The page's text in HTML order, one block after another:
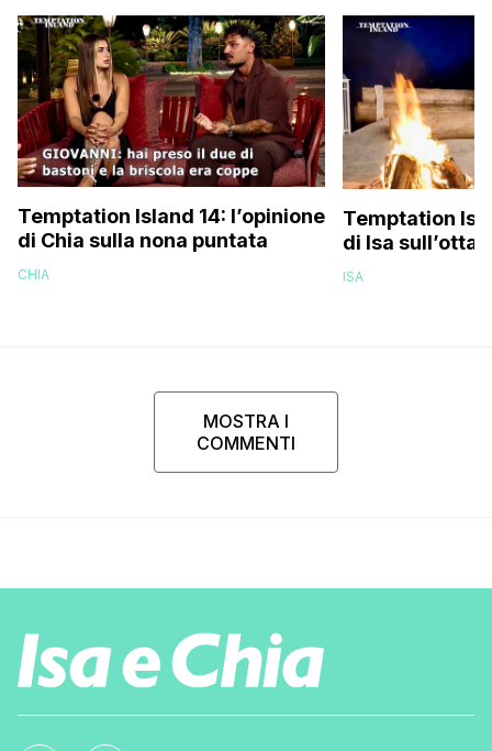
Temptation Island 14: l’opinione
di Chia sulla nona puntata
CHIA
Temptation
di Isa
ISA
MOSTRA I
COMMENTI